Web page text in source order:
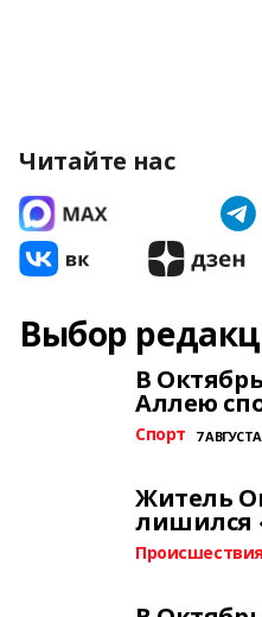
Читайте нас
Выбор
В
Аллею
Спорт 7 АВГУСТА
Житель
лишился
Происшествия